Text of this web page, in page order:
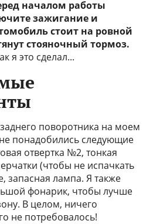
началом работы
зажигание и
стоит на ровной
стояночный тормоз.
я это сделал...
поворотника на моем
понадобились следующие
отвертка №2, тонкая
(чтобы не испачкать
запасная лампа. Я также
фонарик, чтобы лучше
В целом, ничего
не потребовалось!